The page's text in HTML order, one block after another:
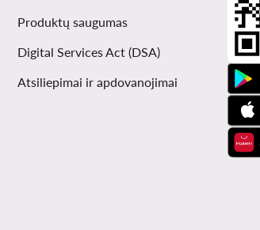
Produktų saugumas
Digital Services Act (DSA)
Atsiliepimai ir apdovanojimai